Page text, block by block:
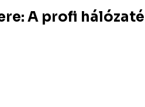
A profi